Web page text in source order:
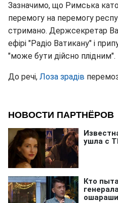
Зазначимо, що Римська
перемогу на перемогу
стримано. Держсекретар
ефірі "Радіо Ватикану" і
"може бути дійсно плідним".
До речі, Лоза зрадів